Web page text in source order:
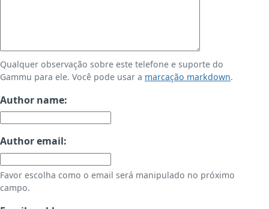
Qualquer observação sobre este telefone e suporte do
Gammu para ele. Você pode usar a marcação markdown.
Author name:
Author email:
Favor escolha como o email será manipulado no próximo
campo.